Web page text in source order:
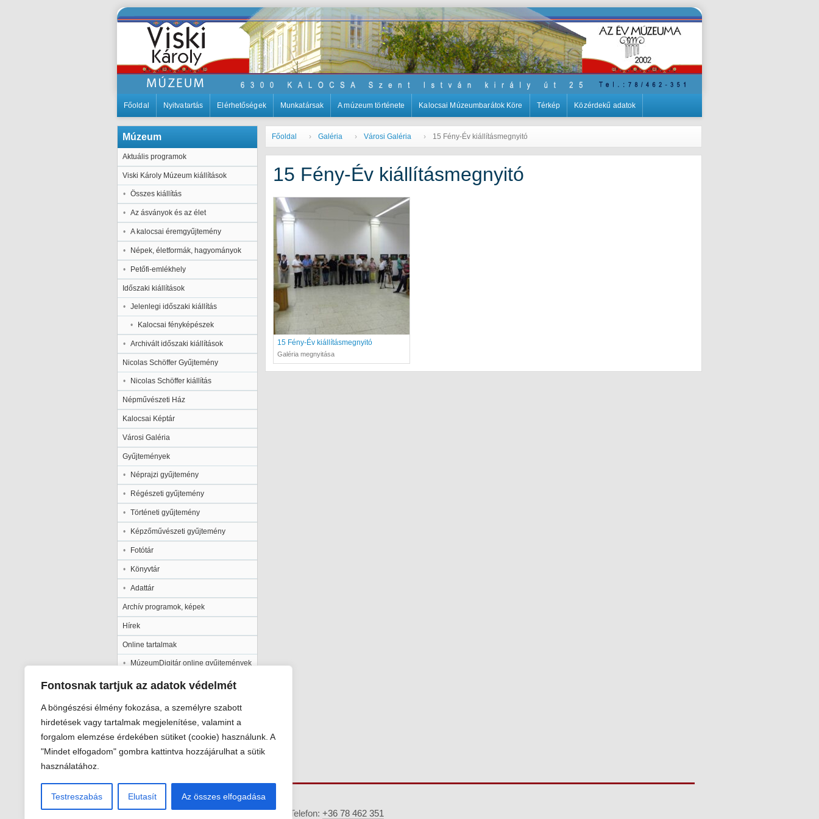
Fontosnak tartjuk az adatok védelmét
A böngészési élmény fokozása, a személyre szabott
hirdetések vagy tartalmak megjelenítése, valamint a
forgalom elemzése érdekében sütiket (cookie) használunk. A
"Mindet elfogadom" gombra kattintva hozzájárulhat a sütik
használatához.
Testreszabás Elutasít Az összes elfogadása
Főoldal Nyitvatartás Elérhetőségek Munkatársak A múzeum története Kalocsai Múzeumbarátok Köre Térkép Közérdekű adatok
Múzeum
Aktuális programok
Viski Károly Múzeum kiállítások
Összes kiállítás
Az ásványok és az élet
A kalocsai éremgyűjtemény
Népek, életformák, hagyományok
Petőfi-emlékhely
Időszaki kiállítások
Jelenlegi időszaki kiállítás
Kalocsai fényképészek
Archivált időszaki kiállítások
Nicolas Schöffer Gyűjtemény
Nicolas Schöffer kiállítás
Népművészeti Ház
Kalocsai Képtár
Városi Galéria
Gyűjtemények
Néprajzi gyűjtemény
Régészeti gyűjtemény
Történeti gyűjtemény
Képzőművészeti gyűjtemény
Fotótár
Könyvtár
Adattár
Archív programok, képek
Hírek
Online tartalmak
MúzeumDigitár online gyűjtemények
Kalocsai Települési Értéktár
Múzeumpedagógia
Pályázatok
Galéria
Főoldal Galéria Városi Galéria 15 Fény-Év kiállításmegnyitó
15 Fény-Év kiállításmegnyitó
15 Fény-Év kiállításmegnyitó
Galéria megnyitása
Viski Károly Múzeum Kalocsa
6300 Kalocsa, Szent István király út 25. · Telefon: +36 78 462 351